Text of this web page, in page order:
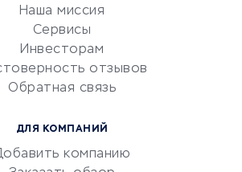
Наша миссия
Сервисы
Инвесторам
отзывов
Обратная связь
ДЛЯ КОМПАНИЙ
компанию